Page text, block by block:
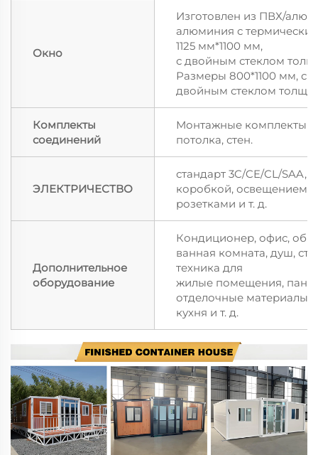
Окно
Изготовлен из ПВХ/
алюминия с
1125 мм*1100 мм,
с двойным стеклом
Размеры 800*1100 мм, с
двойным стеклом
Комплекты
соединений
Монтажные комплекты
потолка, стен.
ЭЛЕКТРИЧЕСТВО
стандарт 3C/CE/CL/SAA,
коробкой, освещением,
розетками и т. д.
Дополнительное
оборудование
Кондиционер, офис,
ванная комната, душ,
техника для
жилые помещения,
отделочные материалы,
кухня и т. д.